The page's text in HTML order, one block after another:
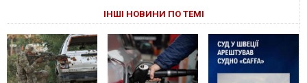
ІНШІ НОВИНИ ПО ТЕМІ